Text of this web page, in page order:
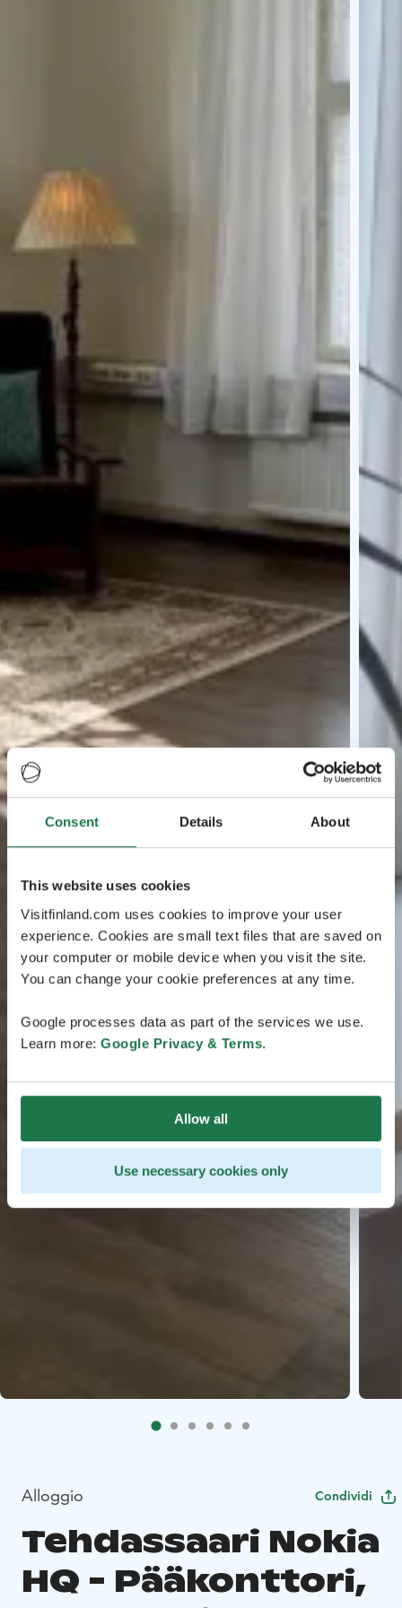
Consent Details About
This website uses cookies
Visitfinland.com uses cookies to improve your user
experience. Cookies are small text files that are saved on
your computer or mobile device when you visit the site.
You can change your cookie preferences at any time.
Google processes data as part of the services we use.
Learn more: Google Privacy & Terms.
Allow all
Use necessary cookies only
Alloggio Condividi
Tehdassaari Nokia
HQ - Pääkonttori,